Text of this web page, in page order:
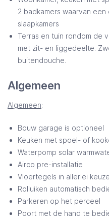
2 badkamers waarvan een
slaapkamers
Terras en tuin rondom de
met zit- en liggedeelte.
buitendouche.
Algemeen
Algemeen:
Bouw garage is optioneel
Keuken met spoel- of
Waterpomp solar
Airco pre-installatie
Vloertegels in allerlei
Rolluiken automatisch
Parkeren op het perceel
Poort met de hand te